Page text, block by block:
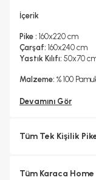
İçerik
Pike : 160x220 cm
Çarşaf: 160x240 cm
Yastık Kılıfı: 50x70
Malzeme: % 100
Devamını Gör
Tüm Tek Kişilik
Tüm Karaca